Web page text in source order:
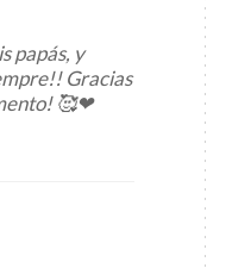
papás, y
Gracias
🥰❤